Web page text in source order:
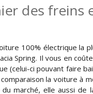
des freins
100% électrique la
Spring. Il vous en
(celui-ci pouvant faire
comparaison la voiture à
marché, elle aussi de